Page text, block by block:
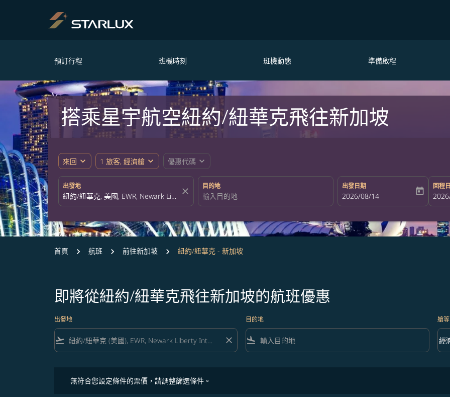
預訂行程 班機時刻 班機動態 準備啟程
搭乘星宇航空紐約/紐華克飛往新加坡
來回 expand_more 1 旅客, 經濟艙 expand_more 優惠代碼 expand_more
出發地
close
目的地 出發日期
fc-booking-departure-date-aria-
2026/08/14 today
回程
fc-
首頁 航班 前往新加坡 紐約/紐華克 - 新加坡
即將從紐約/紐華克飛往新加坡的航班優惠
出發地
flight_takeoff close
目的地
flight_land
艙等
艙
經
keyboard_arrow_down
無符合您設定條件的票價，請調整篩選條件。